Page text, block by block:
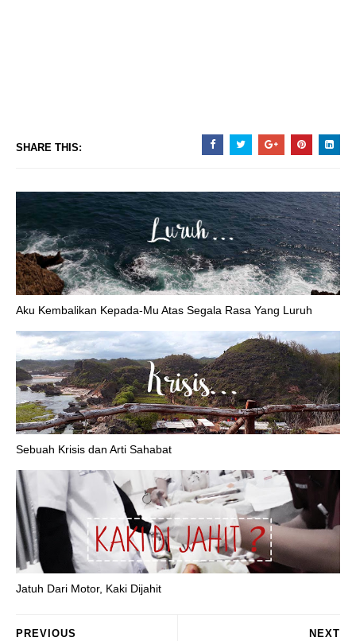
SHARE THIS:
Aku Kembalikan Kepada-Mu Atas Segala Rasa Yang Luruh
Sebuah Krisis dan Arti Sahabat
Jatuh Dari Motor, Kaki Dijahit
NEXT
PREVIOUS